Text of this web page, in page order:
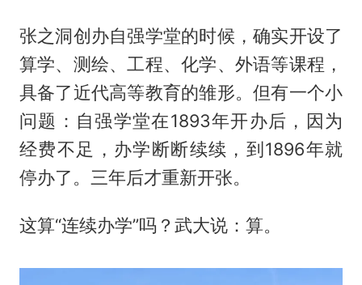
张之洞创办自强学堂的时候，确实开设了
算学、测绘、工程、化学、外语等课程，
具备了近代高等教育的雏形。但有一个小
问题：自强学堂在1893年开办后，因为
经费不足，办学断断续续，到1896年就
停办了。三年后才重新开张。
这算“连续办学”吗？武大说：算。